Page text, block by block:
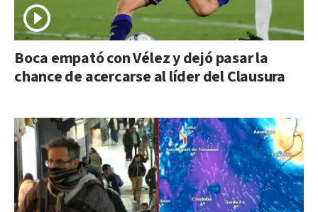
Boca empató con Vélez y dejó pasar la
chance de acercarse al líder del Clausura